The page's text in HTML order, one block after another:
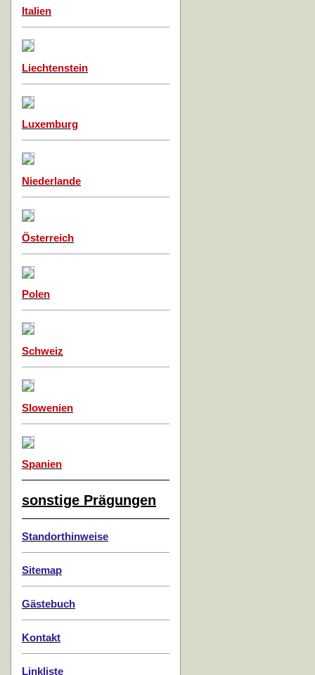
Italien
Liechtenstein
Luxemburg
Niederlande
Österreich
Polen
Schweiz
Slowenien
Spanien
sonstige Prägungen
Standorthinweise
Sitemap
Gästebuch
Kontakt
Linkliste